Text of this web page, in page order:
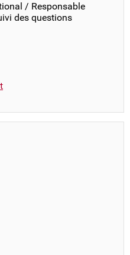
/ Responsable
des questions